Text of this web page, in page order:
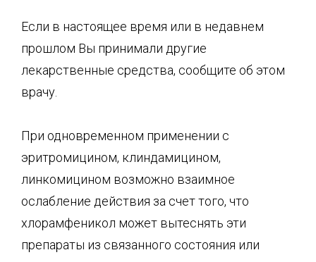
Если в настоящее время или в недавнем
прошлом Вы принимали другие
лекарственные средства, сообщите об этом
врачу.
При одновременном применении с
эритромицином, клиндамицином,
линкомицином возможно взаимное
ослабление действия за счет того, что
хлорамфеникол может вытеснять эти
препараты из связанного состояния или